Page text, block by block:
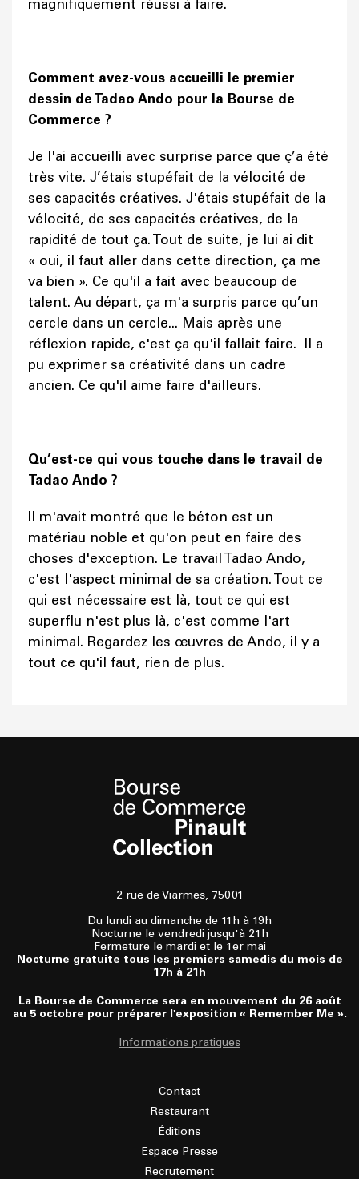
magnifiquement réussi à faire.
Comment avez-vous accueilli le premier
dessin de Tadao Ando pour la Bourse de
Commerce ?
Je l'ai accueilli avec surprise parce que ç’a été
très vite. J’étais stupéfait de la vélocité de
ses capacités créatives. J'étais stupéfait de la
vélocité, de ses capacités créatives, de la
rapidité de tout ça. Tout de suite, je lui ai dit
« oui, il faut aller dans cette direction, ça me
va bien ». Ce qu'il a fait avec beaucoup de
talent. Au départ, ça m'a surpris parce qu’un
cercle dans un cercle... Mais après une
réflexion rapide, c'est ça qu'il fallait faire. Il a
pu exprimer sa créativité dans un cadre
ancien. Ce qu'il aime faire d'ailleurs.
Qu’est-ce qui vous touche dans le travail de
Tadao Ando ?
Il m'avait montré que le béton est un
matériau noble et qu'on peut en faire des
choses d'exception. Le travail Tadao Ando,
c'est l'aspect minimal de sa création. Tout ce
qui est nécessaire est là, tout ce qui est
superflu n'est plus là, c'est comme l'art
minimal. Regardez les œuvres de Ando, il y a
tout ce qu'il faut, rien de plus.
2 rue de Viarmes, 75001
Du lundi au dimanche de 11h à 19h
Nocturne le vendredi jusqu'à 21h
Fermeture le mardi et le 1er mai
Nocturne gratuite tous les premiers samedis du mois de
17h à 21h
La Bourse de Commerce sera en mouvement du 26 août
au 5 octobre pour préparer l'exposition « Remember Me ».
Informations pratiques
Contact
Restaurant
Éditions
Espace Presse
Recrutement